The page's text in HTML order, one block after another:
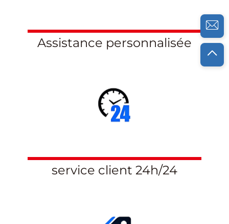
Assistance personnalisée
service client 24h/24